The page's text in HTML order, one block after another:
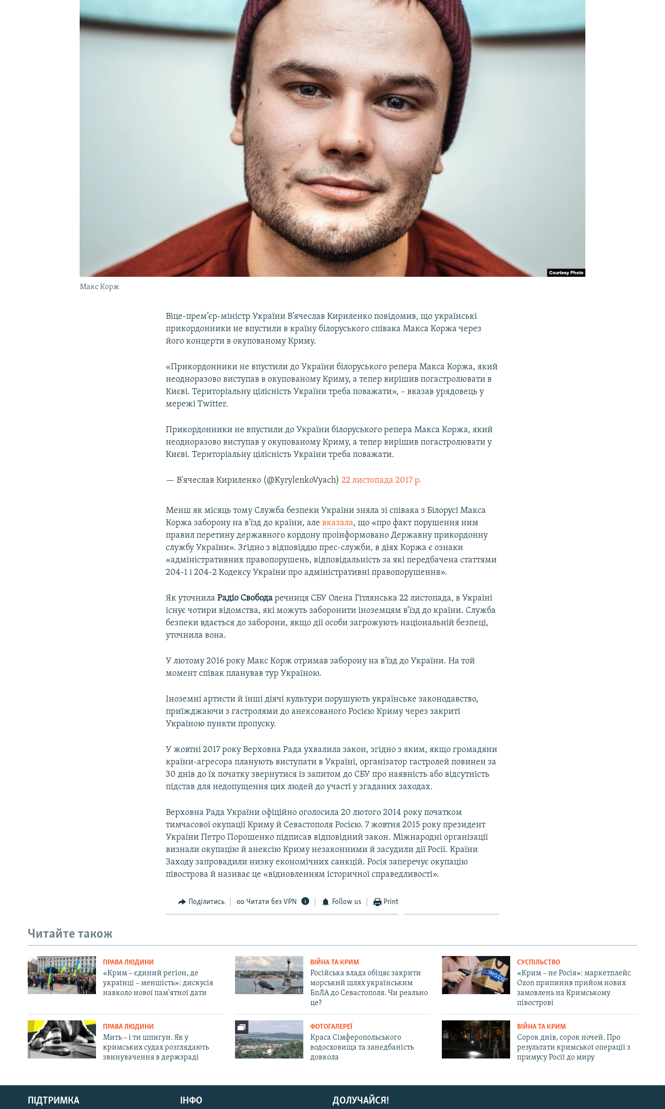
УКРАЇНСЬКА ПРОБЛЕМА КРИМУ
Русский
Qırımtatar
Макс Корж
Віце-прем’єр-міністр України В’ячеслав Кириленко повідомив, що українські
прикордонники не впустили в країну білоруського співака Макса Коржа через
його концерти в окупованому Криму.
«Прикордонники не впустили до України білоруського репера Макса Коржа, який
неодноразово виступав в окупованому Криму, а тепер вирішив погастролювати в
Києві. Територіальну цілісність України треба поважати», – вказав урядовець у
мережі Twitter.
Прикордонники не впустили до України білоруського репера Макса Коржа, який
неодноразово виступав у окупованому Криму, а тепер вирішив погастролювати у
Києві. Територіальну цілісність України треба поважати.
— В'ячеслав Кириленко (@KyrylenkoVyach)22 листопада 2017 р.
Менш як місяць тому Служба безпеки України зняла зі співака з Білорусі Макса
Коржа заборону на в'їзд до країни, алевказала, що «про факт порушення ним
правил перетину державного кордону проінформовано Державну прикордонну
службу України». Згідно з відповіддю прес-служби, в діях Коржа є ознаки
«адміністративних правопорушень, відповідальність за які передбачена статтями
204-1 і 204-2 Кодексу України про адміністративні правопорушення».
Як уточнилаРадіо Свободаречниця СБУ Олена Гітлянська 22 листопада, в Україні
існує чотири відомства, які можуть заборонити іноземцям в’їзд до країни. Служба
безпеки вдається до заборони, якщо дії особи загрожують національній безпеці,
уточнила вона.
У лютому 2016 року Макс Корж отримав заборону на в'їзд до України. На той
момент співак планував тур Україною.
Іноземні артисти й інші діячі культури порушують українське законодавство,
приїжджаючи з гастролями до анексованого Росією Криму через закриті
Україною пункти пропуску.
У жовтні 2017 року Верховна Рада ухвалила закон, згідно з яким, якщо громадяни
країни-агресора планують виступати в Україні, організатор гастролей повинен за
30 днів до їх початку звернутися із запитом до СБУ про наявність або відсутність
підстав для недопущення цих людей до участі у згаданих заходах.
Верховна Рада України офіційно оголосила 20 лютого 2014 року початком
тимчасової окупації Криму й Севастополя Росією. 7 жовтня 2015 року президент
України Петро Порошенко підписав відповідний закон. Міжнародні організації
визнали окупацію й анексію Криму незаконними й засудили дії Росії. Країни
Заходу запровадили низку економічних санкцій. Росія заперечує окупацію
півострова й називає це «відновленням історичної справедливості».
Поділитись Читати без VPN Follow us Print
Читайте також
ПРАВА ЛЮДИНИ
«Крим – єдиний регіон, де
українці – меншість»: дискусія
навколо нової пам'ятної дати
ВІЙНА ТА КРИМ
Російська влада обіцяє закрити
морський шлях українським
БпЛА до Севастополя. Чи реально
це?
СУСПІЛЬСТВО
«Крим – не Росія»: маркетплейс
Ozon припинив прийом нових
замовлень на Кримському
півострові
ПРАВА ЛЮДИНИ
Мить – і ти шпигун. Як у
кримських судах розглядають
звинувачення в держзраді
ФОТОГАЛЕРЕЇ
Краса Сімферопольського
водосховища та занедбаність
довкола
ВІЙНА ТА КРИМ
Сорок днів, сорок ночей. Про
результати кримської операції з
примусу Росії до миру
ДОЛУЧАЙСЯ!
ПІДТРИМКА ІНФО